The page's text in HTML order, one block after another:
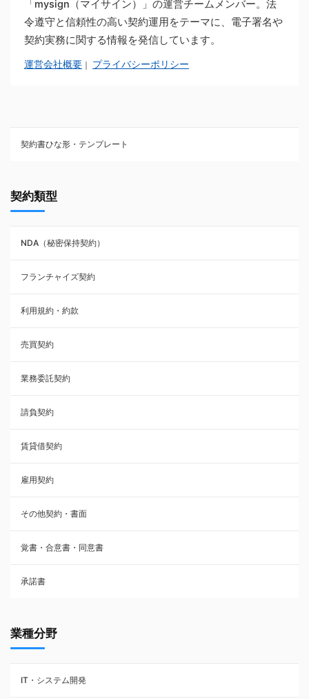
「mysign（マイサイン）」の運営チームメンバー。法
令遵守と信頼性の高い契約運用をテーマに、電子署名や
契約実務に関する情報を発信しています。
運営会社概要 ｜ プライバシーポリシー
契約書ひな形・テンプレート
NDA（秘密保持契約）
業務委託契約
利用規約・約款
覚書・合意書・同意書
承諾書
雇用契約
その他契約・書面
売買契約
株主総会議事録・関連書類
請負契約
フランチャイズ契約
賃貸借契約
契約類型
NDA（秘密保持契約）
フランチャイズ契約
利用規約・約款
売買契約
業務委託契約
請負契約
賃貸借契約
雇用契約
その他契約・書面
覚書・合意書・同意書
承諾書
業種分野
IT・システム開発